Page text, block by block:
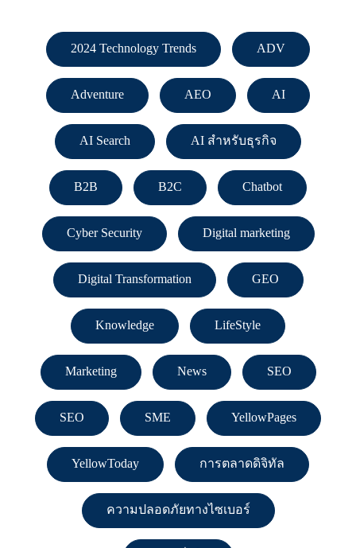
2024 Technology Trends ADV
Adventure AEO AI
AI Search AI สำหรับธุรกิจ
B2B B2C Chatbot
Cyber Security Digital marketing
Digital Transformation GEO
Knowledge LifeStyle
Marketing News SEO
SEO SME YellowPages
YellowToday การตลาดดิจิทัล
ความปลอดภัยทางไซเบอร์